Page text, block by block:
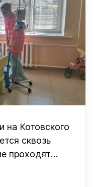
на Котовского
сквозь
проходят
здесь